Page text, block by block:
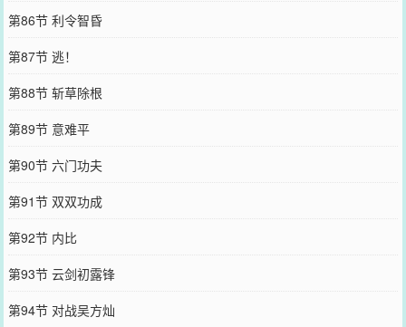
第86节 利令智昏
第87节 逃！
第88节 斩草除根
第89节 意难平
第90节 六门功夫
第91节 双双功成
第92节 内比
第93节 云剑初露锋
第94节 对战吴方灿